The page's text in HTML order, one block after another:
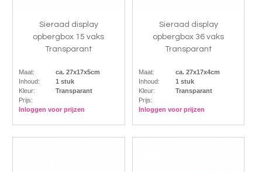
Sieraad display
opbergbox 15 vaks
Transparant
Maat:
ca. 27x17x5cm
Inhoud:
1 stuk
Kleur:
Transparant
Prijs:
Inloggen voor prijzen
Sieraad display
opbergbox 36 vaks
Transparant
Maat:
ca. 27x17x4cm
Inhoud:
1 stuk
Kleur:
Transparant
Prijs:
Inloggen voor prijzen